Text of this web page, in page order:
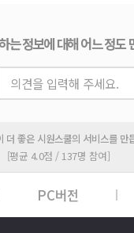
는 정보에 대해 어느 정도
의견을 입력해 주세요.
더 좋은 시원스쿨의 서비스를 만
[평균 4.0점 / 137명 참여]
PC버전